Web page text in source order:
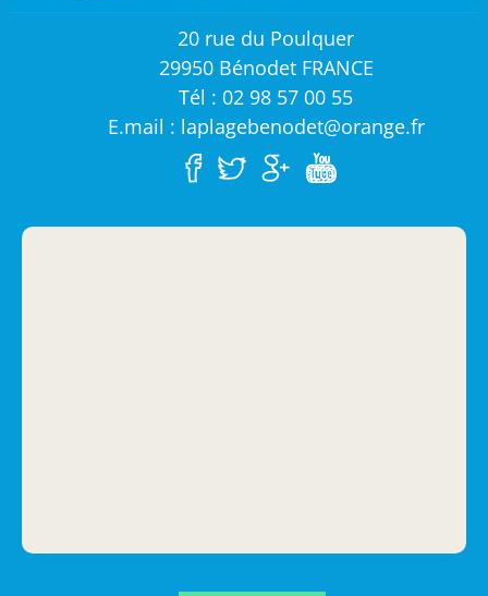
20 rue du Poulquer
29950 Bénodet FRANCE
Tél : 02 98 57 00 55
E.mail : laplagebenodet@orange.fr